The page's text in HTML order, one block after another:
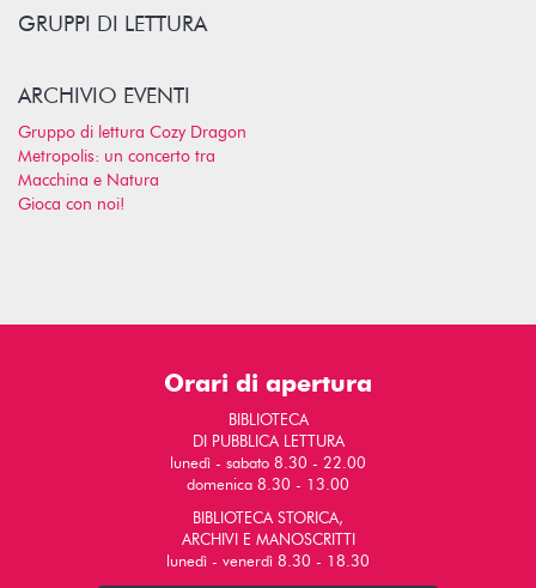
GRUPPI DI LETTURA
ARCHIVIO EVENTI
Gruppo di lettura Cozy Dragon
Metropolis: un concerto tra
Macchina e Natura
Gioca con noi!
Orari di apertura
BIBLIOTECA
DI PUBBLICA LETTURA
lunedì - sabato 8.30 - 22.00
domenica 8.30 - 13.00
BIBLIOTECA STORICA,
ARCHIVI E MANOSCRITTI
lunedì - venerdì 8.30 - 18.30